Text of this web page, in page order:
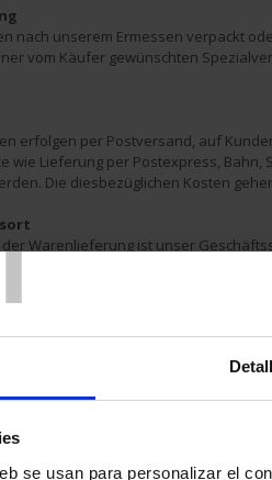
se usan para personalizar el
nach unserem Ermessen verpackt
vom Käufer gewünschten
erfolgen per Postversand, auf
wie Lieferung per Postexpress, Bahn,
Die diesbezüglichen Kosten
Warenlieferung ist unser
bzw. den ersten Frachtführer
gilt die Ware als ihm zur Verfügung
erfolgt daher - auch bei frachtfreier
wir 10 % des Warenwertes für